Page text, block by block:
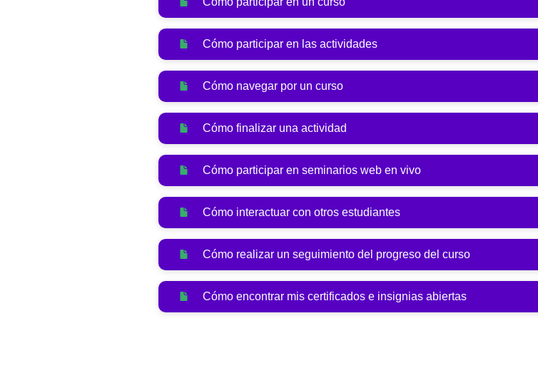
Cómo participar en las actividades
Cómo navegar por un curso
Cómo finalizar una actividad
Cómo participar en seminarios web en vivo
Cómo interactuar con otros estudiantes
Cómo realizar un seguimiento del progreso del curso
Cómo encontrar mis certificados e insignias abiertas